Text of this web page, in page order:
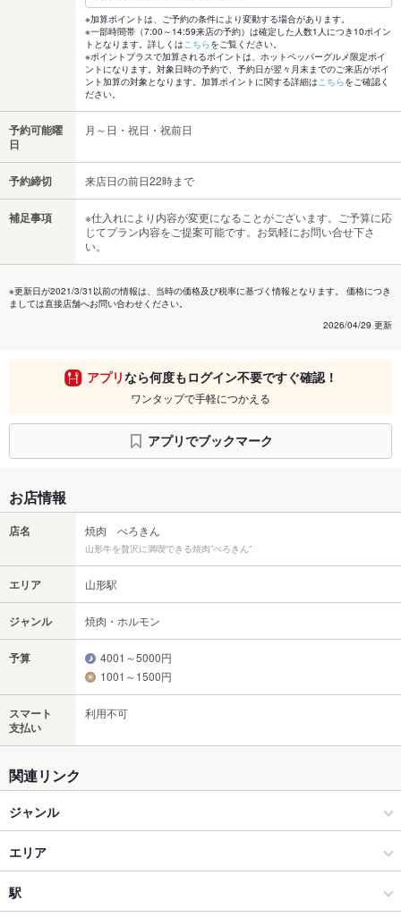
※加算ポイントは、ご予約の条件により変動する場合があります。
※一部時間帯（7:00～14:59来店の予約）は確定した人数1人につき10ポイン
トとなります。詳しくはこちらをご覧ください。
※ポイントプラスで加算されるポイントは、ホットペッパーグルメ限定ポイ
ントになります。対象日時の予約で、予約日が翌々月末までのご来店がポイ
ント加算の対象となります。加算ポイントに関する詳細はこちらをご確認く
ださい。
予約可能曜
日
月～日・祝日・祝前日
予約締切 来店日の前日22時まで
補足事項
※仕入れにより内容が変更になることがございます。ご予算に応
じてプラン内容をご提案可能です。お気軽にお問い合せ下さ
い。
※更新日が2021/3/31以前の情報は、当時の価格及び税率に基づく情報となります。 価格につき
ましては直接店舗へお問い合わせください。
2026/04/29 更新
アプリなら何度もログイン不要ですぐ確認！
ワンタップで手軽につかえる
アプリでブックマーク
お店情報
店名 焼肉 べろきん
山形牛を贅沢に満喫できる焼肉”べろきん”
エリア 山形駅
ジャンル 焼肉・ホルモン
予算
4001～5000円
1001～1500円
スマート
支払い
利用不可
関連リンク
ジャンル
焼肉・ホルモン
焼肉
エリア
山形駅
駅